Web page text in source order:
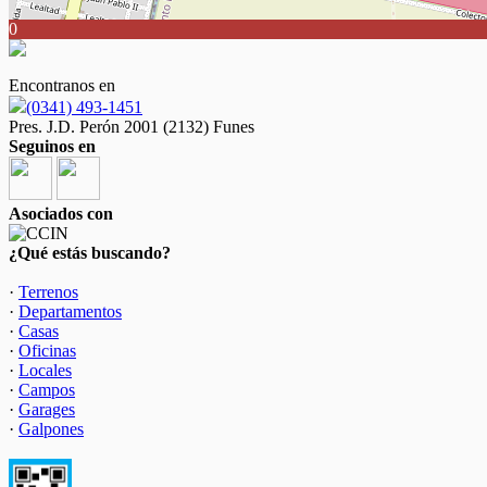
0
Encontranos en
(0341) 493-1451
Pres. J.D. Perón 2001 (2132) Funes
Seguinos en
Asociados con
¿Qué estás buscando?
· Terrenos
· Departamentos
· Casas
· Oficinas
· Locales
· Campos
· Garages
· Galpones